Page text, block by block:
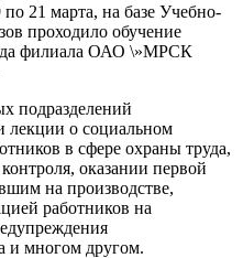
21 марта, на базе Учебно-
проходило обучение
филиала ОАО \»МРСК
подразделений
лекции о социальном
в сфере охраны труда,
оказании первой
на производстве,
работников на
и многом другом.